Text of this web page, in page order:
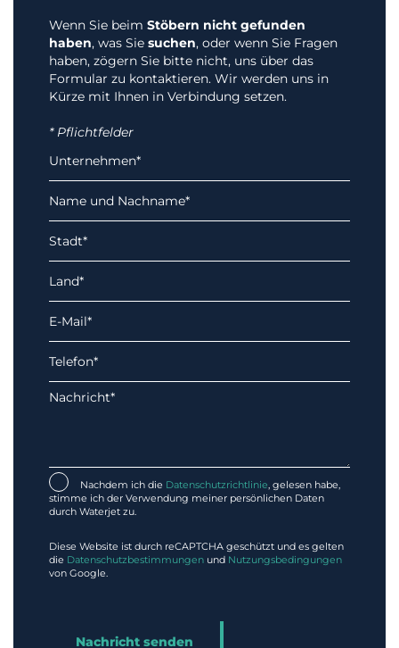
Wenn Sie beim Stöbern nicht gefunden
haben, was Sie suchen, oder wenn Sie Fragen
haben, zögern Sie bitte nicht, uns über das
Formular zu kontaktieren. Wir werden uns in
Kürze mit Ihnen in Verbindung setzen.
* Pflichtfelder
Nachdem ich die Datenschutzrichtlinie, gelesen habe,
stimme ich der Verwendung meiner persönlichen Daten
durch Waterjet zu.
Diese Website ist durch reCAPTCHA geschützt und es gelten
die Datenschutzbestimmungen und Nutzungsbedingungen
von Google.